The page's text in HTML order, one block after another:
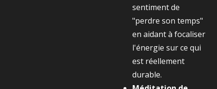
sentiment de
"perdre son temps"
en aidant à focaliser
l'énergie sur ce qui
est réellement
durable.